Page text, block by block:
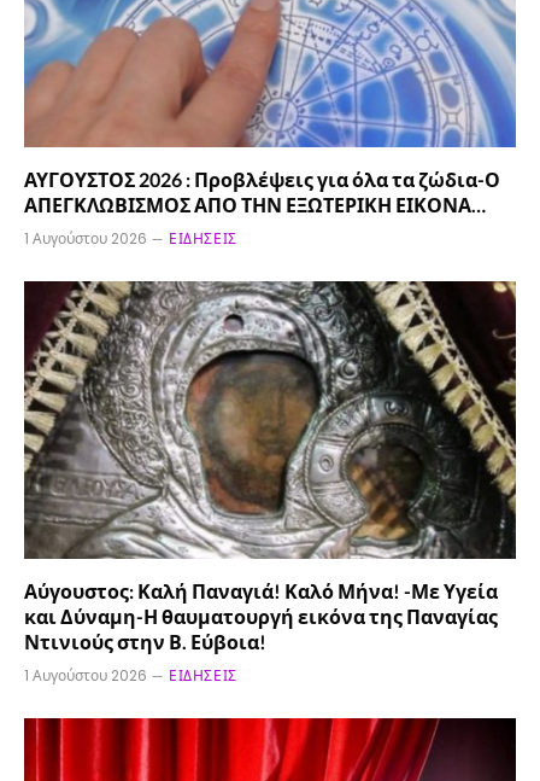
ΑΥΓΟΥΣΤΟΣ 2026 : Προβλέψεις για όλα τα ζώδια-Ο
ΑΠΕΓΚΛΩΒΙΣΜΟΣ ΑΠΟ ΤΗΝ ΕΞΩΤΕΡΙΚΗ ΕΙΚΟΝΑ…
1 Αυγούστου 2026 ΕΙΔΉΣΕΙΣ
Αύγουστος: Καλή Παναγιά! Καλό Μήνα! -Με Υγεία
και Δύναμη-Η θαυματουργή εικόνα της Παναγίας
Ντινιούς στην Β. Εύβοια!
1 Αυγούστου 2026 ΕΙΔΉΣΕΙΣ